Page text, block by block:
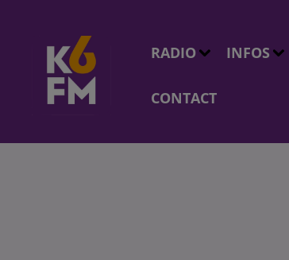
RADIO INFOS
CONTACT